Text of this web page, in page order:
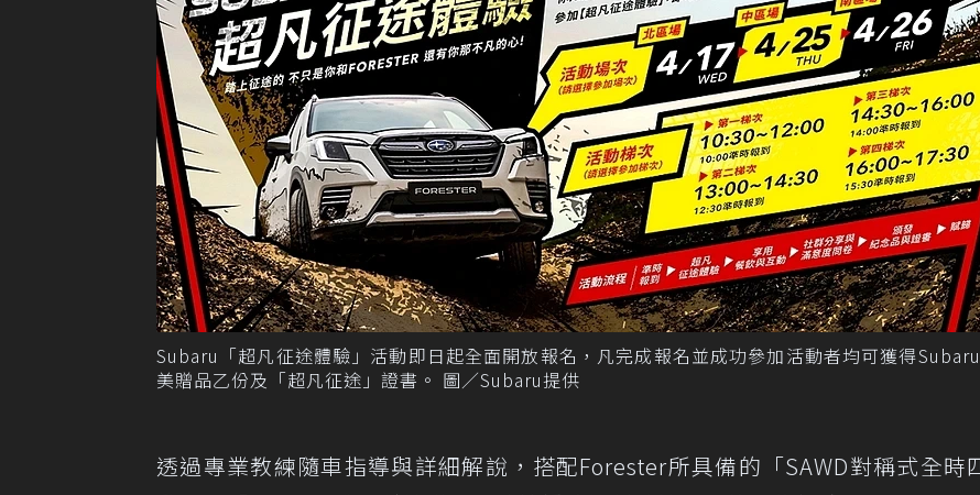
Subaru「超凡征途體驗」活動即日起全面開放報名，凡完成報名並成功參加活動者均可獲得
美贈品乙份及「超凡征途」證書。 圖／Subaru提供
透過專業教練隨車指導與詳細解說，搭配Forester所具備的「SAWD對稱式全時